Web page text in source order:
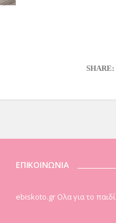
SHARE:
ΕΠΙΚΟΙΝΩΝΙΑ
ebiskoto.gr Ολα για το παιδί